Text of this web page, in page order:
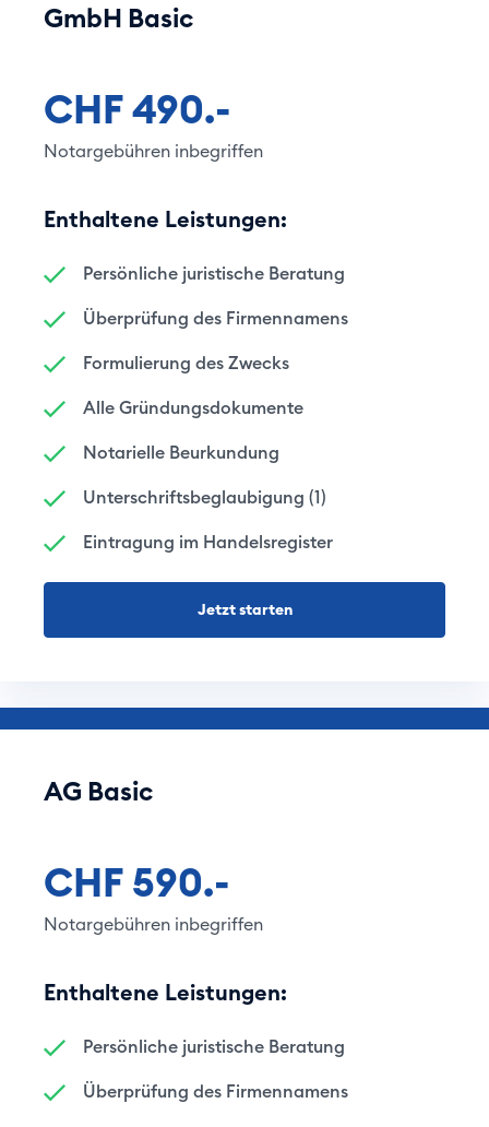
GmbH Basic
CHF 490.-
Notargebühren inbegriffen
Enthaltene Leistungen:
Persönliche juristische Beratung
Überprüfung des Firmennamens
Formulierung des Zwecks
Alle Gründungsdokumente
Notarielle Beurkundung
Unterschriftsbeglaubigung (1)
Eintragung im Handelsregister
Jetzt starten
AG Basic
CHF 590.-
Notargebühren inbegriffen
Enthaltene Leistungen:
Persönliche juristische Beratung
Überprüfung des Firmennamens